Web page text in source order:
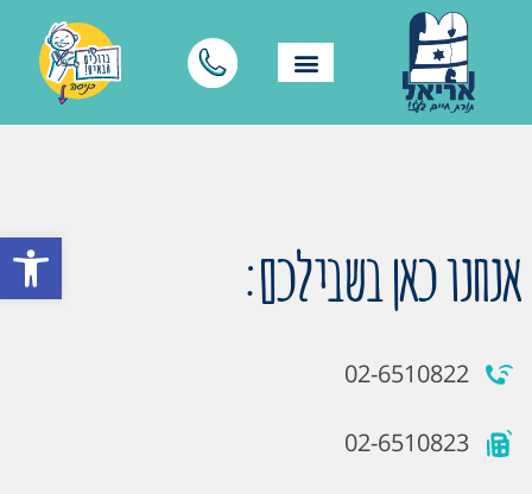
פתח אנחנו כאן בשבילכם:
02-6510822
02-6510823